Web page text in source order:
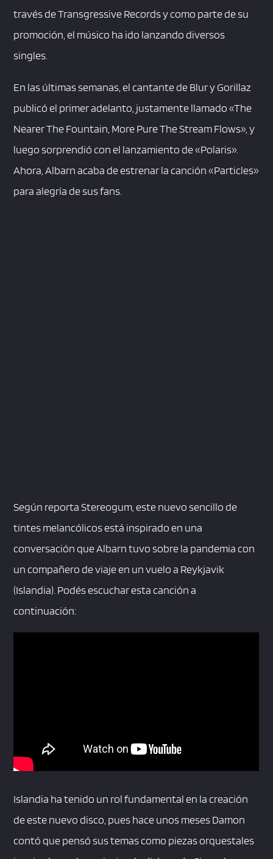
través de Transgressive Records y como parte de su
promoción, el músico ha ido lanzando diversos
singles.
En las últimas semanas, el cantante de Blur y Gorillaz
publicó el primer adelanto, justamente llamado «The
Nearer The Fountain, More Pure The Stream Flows», y
luego sorprendió con el lanzamiento de «Polaris».
Ahora, Albarn acaba de estrenar la canción «Particles»
para alegría de sus fans.
Según reporta Stereogum, este nuevo sencillo de
tintes melancólicos está inspirado en una
conversación que Albarn tuvo sobre la pandemia con
un compañero de viaje en un vuelo a Reykjavik
(Islandia). Podés escuchar esta canción a
continuación:
Islandia ha tenido un rol fundamental en la creación
de este nuevo disco, pues hace unos meses Damon
contó que pensó sus temas como piezas orquestales